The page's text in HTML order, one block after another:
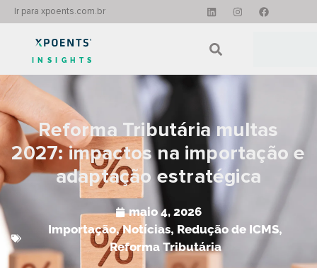
Ir para xpoents.com.br
INSIGHTS
Reforma Tributária multas
2027: impactos na importação e
adaptação estratégica
maio 4, 2026
Importação,Notícias, Redução de ICMS,
Reforma Tributária